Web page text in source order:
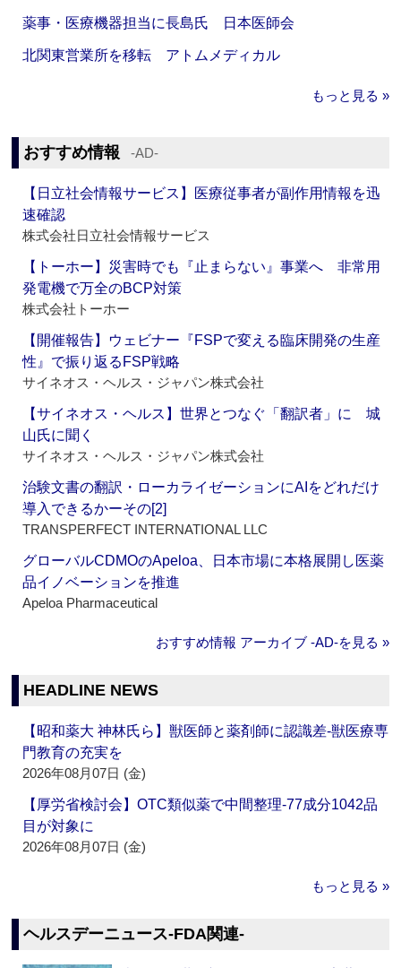
薬事・医療機器担当に長島氏 日本医師会
北関東営業所を移転 アトムメディカル
もっと見る »
おすすめ情報 ‐AD‐
【日立社会情報サービス】医療従事者が副作用情報を迅
速確認
株式会社日立社会情報サービス
【トーホー】災害時でも『止まらない』事業へ 非常用
発電機で万全のBCP対策
株式会社トーホー
【開催報告】ウェビナー『FSPで変える臨床開発の生産
性』で振り返るFSP戦略
サイネオス・ヘルス・ジャパン株式会社
【サイネオス・ヘルス】世界とつなぐ「翻訳者」に 城
山氏に聞く
サイネオス・ヘルス・ジャパン株式会社
治験文書の翻訳・ローカライゼーションにAIをどれだけ
導入できるかーその[2]
TRANSPERFECT INTERNATIONAL LLC
グローバルCDMOのApeloa、日本市場に本格展開し医薬
品イノベーションを推進
Apeloa Pharmaceutical
おすすめ情報 アーカイブ ‐AD‐を見る »
HEADLINE NEWS
【昭和薬大 神林氏ら】獣医師と薬剤師に認識差‐獣医療専
門教育の充実を
2026年08月07日 (金)
【厚労省検討会】OTC類似薬で中間整理‐77成分1042品
目が対象に
2026年08月07日 (金)
もっと見る »
ヘルスデーニュース‐FDA関連‐